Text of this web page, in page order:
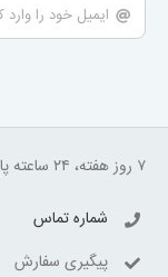
۷ روز هفته، ۲۴ ساعته پاسخگوی شما هستیم.
شماره تماس
پیگیری سفارش